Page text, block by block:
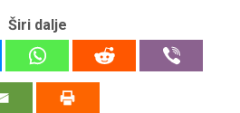
Širi dalje